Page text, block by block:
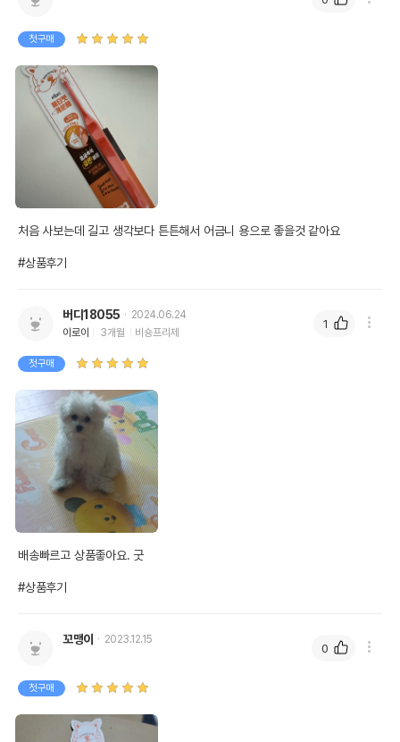
첫구매
처음 사보는데 길고 생각보다 튼튼해서 어금니 용으로 좋을것 같아요
#상품후기
버디18055
2024.06.24
이로이
3개월 비숑프리제
첫구매
배송빠르고 상품좋아요. 굿
#상품후기
1
꼬맹이 2023.12.15
첫구매
0